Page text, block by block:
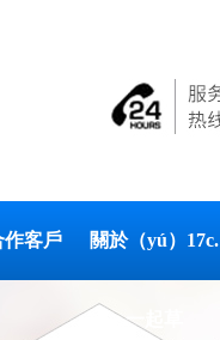
作客戶 關於（yú）17c.
一起草